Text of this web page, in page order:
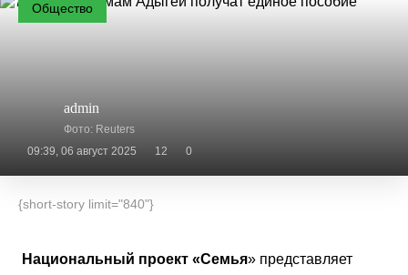
Общество
admin
Фото: Reuters
09:39, 06 август 2025
12 0
{short-story limit="840"}
Национальный проект «Семья» представляет